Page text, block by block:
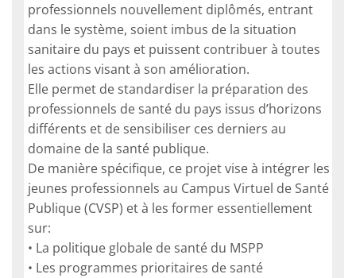
professionnels nouvellement diplômés, entrant
dans le système, soient imbus de la situation
sanitaire du pays et puissent contribuer à toutes
les actions visant à son amélioration.
Elle permet de standardiser la préparation des
professionnels de santé du pays issus d’horizons
différents et de sensibiliser ces derniers au
domaine de la santé publique.
De manière spécifique, ce projet vise à intégrer les
jeunes professionnels au Campus Virtuel de Santé
Publique (CVSP) et à les former essentiellement
sur:
• La politique globale de santé du MSPP
• Les programmes prioritaires de santé